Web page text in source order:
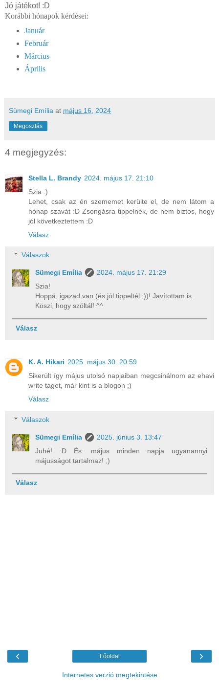
Jó játékot! :D
Korábbi hónapok kérdései:
Január
Február
Március
Április
Sümegi Emília at május 16, 2024
Megosztás
4 megjegyzés:
Stella L. Brandy 2024. május 17. 21:10
Szia :)
Lehet, csak az én szememet kerülte el, de nem látom a
hónap szavát :D Zsongásra tippelnék, de nem biztos, hogy
jól következtettem :D
Válasz
Válaszok
Sümegi Emília
2024. május 17. 21:29
Szia!
Hoppá, igazad van (és jól tippeltél ;))! Javítottam is.
Köszi, hogy szóltál! ^^
Válasz
K. A. Hikari 2025. május 30. 20:59
Sikerült így május utolsó napjaiban megcsinálnom az ehavi
write taget, már kint is a blogon ;)
Válasz
Válaszok
Sümegi Emília
2025. június 3. 13:47
Juhé! :D És: május minden napja ugyanannyi
májusságot tartalmaz! ;)
Válasz
‹ ›
Főoldal
Internetes verzió megtekintése